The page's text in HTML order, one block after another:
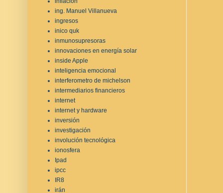
ing. Manuel Villanueva
ingresos
inico quk
inmunosupresoras
innovaciones en energía solar
inside Apple
inteligencia emocional
interferometro de michelson
intermediarios financieros
internet
internet y hardware
inversión
investigación
involución tecnológica
ionosfera
Ipad
ipcc
IR8
irán